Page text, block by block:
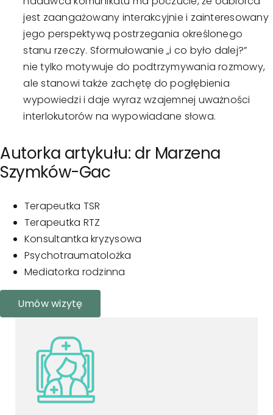
jest zaangażowany interakcyjnie i zainteresowany
jego perspektywą postrzegania określonego
stanu rzeczy. Sformułowanie „i co było dalej?”
nie tylko motywuje do podtrzymywania rozmowy,
ale stanowi także zachętę do pogłębienia
wypowiedzi i daje wyraz wzajemnej uważności
interlokutorów na wypowiadane słowa.
Autorka artykułu: dr Marzena
Szymków-Gac
Terapeutka TSR
Terapeutka RTZ
Konsultantka kryzysowa
Psychotraumatolożka
Mediatorka rodzinna
Umów wizytę